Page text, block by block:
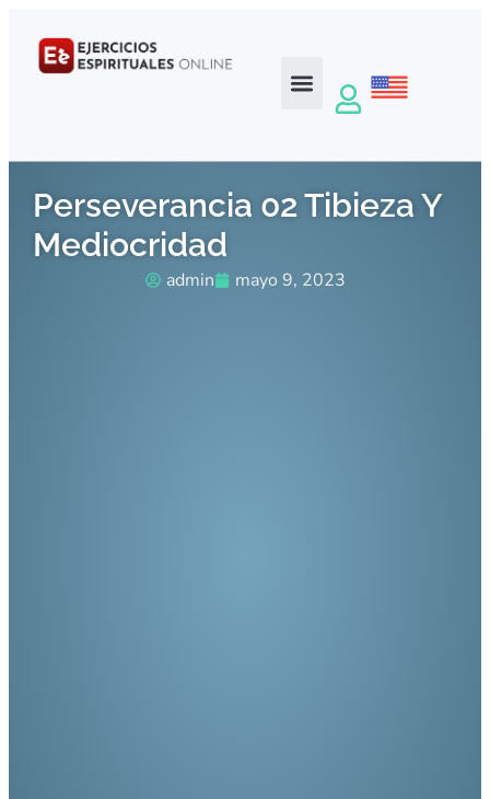
Perseverancia 02 Tibieza Y
Mediocridad
admin mayo 9, 2023